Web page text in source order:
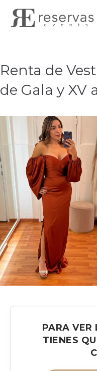
Renta de
de Gala y XV
PARA VER
TIENES